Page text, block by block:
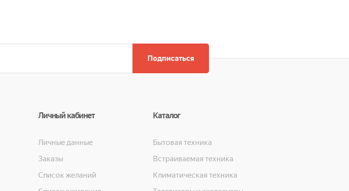
Подписаться
Личный кабинет
Личные данные
Заказы
Список желаний
Каталог
Бытовая техника
Встраиваемая техника
Климатическая техника